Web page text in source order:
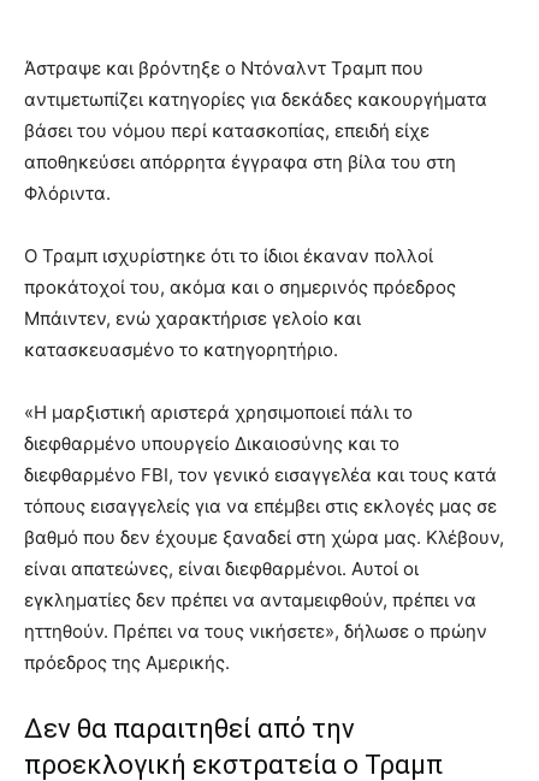
Άστραψε και βρόντηξε ο Ντόναλντ Τραμπ που
αντιμετωπίζει κατηγορίες για δεκάδες κακουργήματα
βάσει του νόμου περί κατασκοπίας, επειδή είχε
αποθηκεύσει απόρρητα έγγραφα στη βίλα του στη
Φλόριντα.
Ο Τραμπ ισχυρίστηκε ότι το ίδιοι έκαναν πολλοί
προκάτοχοί του, ακόμα και ο σημερινός πρόεδρος
Μπάιντεν, ενώ χαρακτήρισε γελοίο και
κατασκευασμένο το κατηγορητήριο.
«Η μαρξιστική αριστερά χρησιμοποιεί πάλι το
διεφθαρμένο υπουργείο Δικαιοσύνης και το
διεφθαρμένο FBI, τον γενικό εισαγγελέα και τους κατά
τόπους εισαγγελείς για να επέμβει στις εκλογές μας σε
βαθμό που δεν έχουμε ξαναδεί στη χώρα μας. Κλέβουν,
είναι απατεώνες, είναι διεφθαρμένοι. Αυτοί οι
εγκληματίες δεν πρέπει να ανταμειφθούν, πρέπει να
ηττηθούν. Πρέπει να τους νικήσετε», δήλωσε ο πρώην
πρόεδρος της Αμερικής.
Δεν θα παραιτηθεί από την
προεκλογική εκστρατεία ο Τραμπ